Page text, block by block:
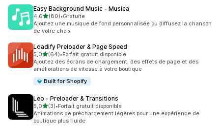
Easy Background Music ‑ Musica
4,6étoile(s) sur 5
(80)
80 avis au total
•Gratuite
Ajoutez une musique de fond personnalisée ou diffusez la chanson
de votre choix
Loadify Preloader & Page Speed
5,0étoile(s) sur 5
(64)
64 avis au total
•Forfait gratuit disponible
Ajoutez des écrans de chargement, des effets de page et des
améliorations de vitesse à votre boutique
Built for Shopify
Leo ‑ Preloader & Transitions
5,0étoile(s) sur 5
(3)
3 avis au total
•Forfait gratuit disponible
Animations de préchargement légères pour une expérience de
boutique plus fluide